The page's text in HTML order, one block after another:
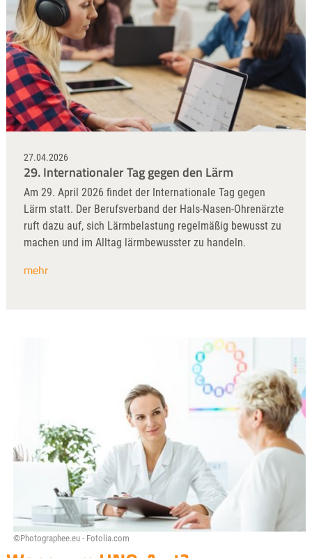
27.04.2026
29. Internationaler Tag gegen den Lärm
Am 29. April 2026 findet der Internationale Tag gegen
Lärm statt. Der Berufsverband der Hals-Nasen-Ohrenärzte
ruft dazu auf, sich Lärmbelastung regelmäßig bewusst zu
machen und im Alltag lärmbewusster zu handeln.
mehr
©Photographee.eu - Fotolia.com